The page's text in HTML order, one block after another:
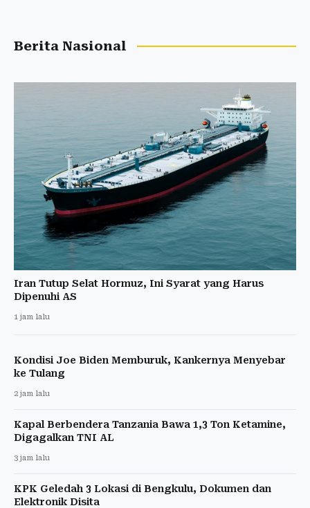
Berita Nasional
Iran Tutup Selat Hormuz, Ini Syarat yang Harus
Dipenuhi AS
1 jam lalu
Kondisi Joe Biden Memburuk, Kankernya Menyebar
ke Tulang
2 jam lalu
Kapal Berbendera Tanzania Bawa 1,3 Ton Ketamine,
Digagalkan TNI AL
3 jam lalu
KPK Geledah 3 Lokasi di Bengkulu, Dokumen dan
Elektronik Disita